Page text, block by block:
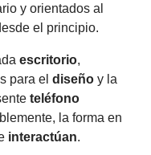
y orientados al
el principio.
escritorio,
para el diseño y la
teléfono
la forma en
interactúan.